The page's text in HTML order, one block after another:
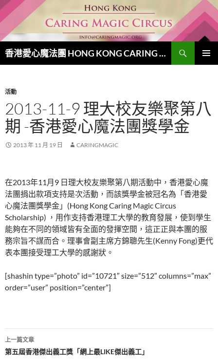
跳
至
要
內
容
香港愛心魔法團 HONG KONG CARING MAGIC CIRCUS
搜
尋
活動
2013-11-9 理大校友樂聚第八
期 -香港愛心魔法團獎學金
2013 年 11 月 19 日 CARINGMAGIC
在2013年11月9 日理大校友樂聚第八期活動中，香港愛心魔
法團捐出款項支持是次活動，而該獎學金被冠名為「香港愛
心魔法團獎學金」(Hong Kong Caring Magic Circus
Scholarship) ，用作支持香港理工大學的教育發展，使到學生
能夠在不同的領域皆有全面的發揮空間，這正正與本團的服
務宗旨不謀而合。理事會副主席方錦聰先生(Kenny Fong)更代
表本團接受理工大學的感謝狀。
[shashin type=”photo” id=”10721″ size=”512″ columns=”max”
order=”user” position=”center”]
文
章
上一篇文章
第五屆香港傑出義工獎「網上最LIKE傑出義工」